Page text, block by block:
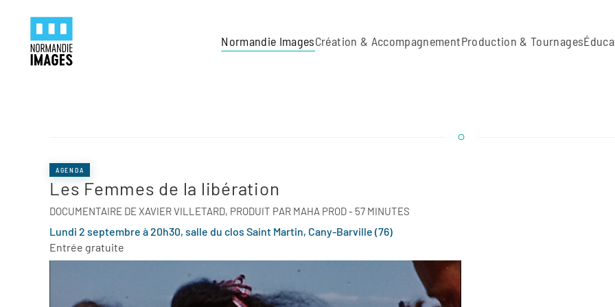
Skip to main content
Normandie ImagesCréation & AccompagnementProduction & Tournages
AGENDA
Les Femmes de la libération
DOCUMENTAIRE DE XAVIER VILLETARD, PRODUIT PAR MAHA PROD - 57 MINUTES
Lundi 2 septembre à 20h30, salle du clos Saint Martin, Cany-Barville (76)
Entrée gratuite